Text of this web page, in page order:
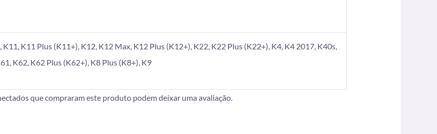
K11 Plus (K11+), K12, K12 Max, K12 Plus (K12+), K22, K22 Plus (K22+), K4, K4 2017, K40s,
K62, K62 Plus (K62+), K8 Plus (K8+), K9
que compraram este produto podem deixar uma avaliação.